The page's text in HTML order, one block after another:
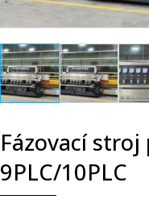
Fázovací stroj
9PLC/10PLC